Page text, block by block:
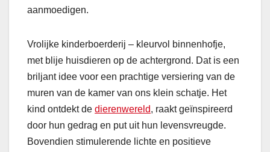
aanmoedigen.
Vrolijke kinderboerderij – kleurvol binnenhofje,
met blije huisdieren op de achtergrond. Dat is een
briljant idee voor een prachtige versiering van de
muren van de kamer van ons klein schatje. Het
kind ontdekt de dierenwereld, raakt geïnspireerd
door hun gedrag en put uit hun levensvreugde.
Bovendien stimulerende lichte en positieve